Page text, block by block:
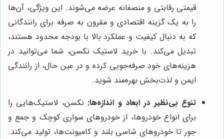
قیمتی رقابتی و منصفانه عرضه می‌شوند. این ویژگی، آن‌ها
را به یک گزینه اقتصادی و مقرون به صرفه برای رانندگانی
که به دنبال کیفیت و عملکرد بالا با بودجه محدود هستند،
تبدیل می‌کند. با خرید لاستیک نکسن، شما می‌توانید در
هزینه‌های خود صرفه‌جویی کرده و در عین حال، از رانندگی
ایمن و لذت‌بخش بهره‌مند شوید.
تنوع بی‌نظیر در ابعاد و اندازه‌ها: نکسن، لاستیک‌هایی را
برای انواع خودروها، از خودروهای سواری کوچک و جمع و
جور تا خودروهای شاسی بلند و کامیونت‌ها، تولید می‌کند.